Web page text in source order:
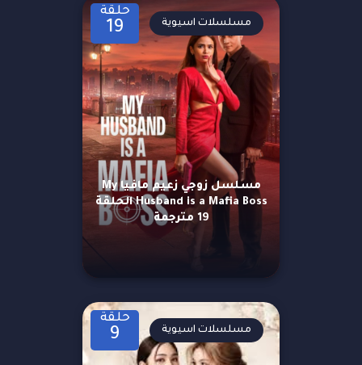
حلقة
19
مسلسل زوجي زعيم مافيا My
Husband is a Mafia Boss الحلقة
19 مترجمة
مسلسلات اسيوية
حلقة
9 مسلسلات اسيوية